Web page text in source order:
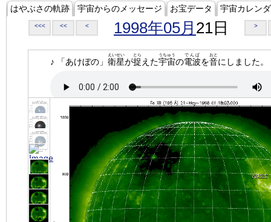
はやぶさの軌跡 宇宙からのメッセージ お宝データ 宇宙カレン
<<< << < 1998年05月 21日 >
♪ 「あけぼの」 衛星
えいせい
が捉
とら
えた宇宙
うちゅう
の電波
でんぱ
を音
おと
にしました。